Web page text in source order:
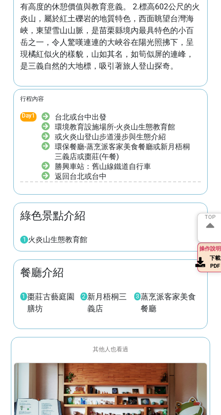
有高度的休憩價值與教育意義。 2.標高602公尺的火
炎山，屬於紅土礫岩的地質特色，西面眺望台灣海
峽，東望雪山山脈，是苗栗縣境內最具特色的小百
岳之一，令人驚嘆連連的大峽谷在陽光照拂下，呈
現橘紅似火的樣貌，山如其名，如筍似屏的連峰，
是三義自然的大地標，吸引著旅人登山探奇。
行程內容
Day1
台北或台中出發
環境教育設施場所-火炎山生態教育館
或火炎山登山步道漫步與生態介紹
環保餐廳-蒸烹派客家美食餐廳或新月梧桐
三義店或棗莊(午餐)
勝興車站：舊山線鐵道自行車
返回台北或台中
綠色景點介紹
1 火炎山生態教育館
餐廳介紹
1 棗莊古藝庭園
膳坊
2 新月梧桐三
義店
3 蒸烹派客家美食
餐廳
其他人也看過
TOP
操作說明
下載
PDF
TOP